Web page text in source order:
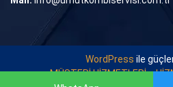
WordPress ile
MÜŞTERİ HİZMETLERİ